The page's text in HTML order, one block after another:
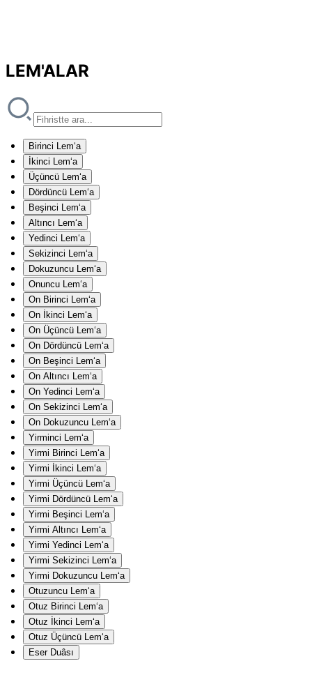
LEM'ALAR
Birinci Lem‘a
İkinci Lem‘a
Üçüncü Lem‘a
Dördüncü Lem‘a
Beşinci Lem‘a
Altıncı Lem‘a
Yedinci Lem‘a
Sekizinci Lem‘a
Dokuzuncu Lem‘a
Onuncu Lem‘a
On Birinci Lem‘a
On İkinci Lem‘a
On Üçüncü Lem‘a
On Dördüncü Lem‘a
On Beşinci Lem‘a
On Altıncı Lem‘a
On Yedinci Lem‘a
On Sekizinci Lem‘a
On Dokuzuncu Lem‘a
Yirminci Lem‘a
Yirmi Birinci Lem‘a
Yirmi İkinci Lem‘a
Yirmi Üçüncü Lem‘a
Yirmi Dördüncü Lem‘a
Yirmi Beşinci Lem‘a
Yirmi Altıncı Lem‘a
Yirmi Yedinci Lem‘a
Yirmi Sekizinci Lem‘a
Yirmi Dokuzuncu Lem‘a
Otuzuncu Lem‘a
Otuz Birinci Lem‘a
Otuz İkinci Lem‘a
Otuz Üçüncü Lem‘a
Eser Duâsı